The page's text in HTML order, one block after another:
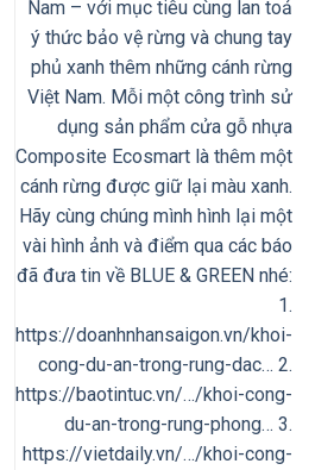
Nam – với mục tiêu cùng lan toả
ý thức bảo vệ rừng và chung tay
phủ xanh thêm những cánh rừng
Việt Nam. Mỗi một công trình sử
dụng sản phẩm cửa gỗ nhựa
Composite Ecosmart là thêm một
cánh rừng được giữ lại màu xanh.
Hãy cùng chúng mình hình lại một
vài hình ảnh và điểm qua các báo
đã đưa tin về BLUE & GREEN nhé:
1.
https://doanhnhansaigon.vn/khoi-
cong-du-an-trong-rung-dac… 2.
https://baotintuc.vn/…/khoi-cong-
du-an-trong-rung-phong… 3.
https://vietdaily.vn/…/khoi-cong-